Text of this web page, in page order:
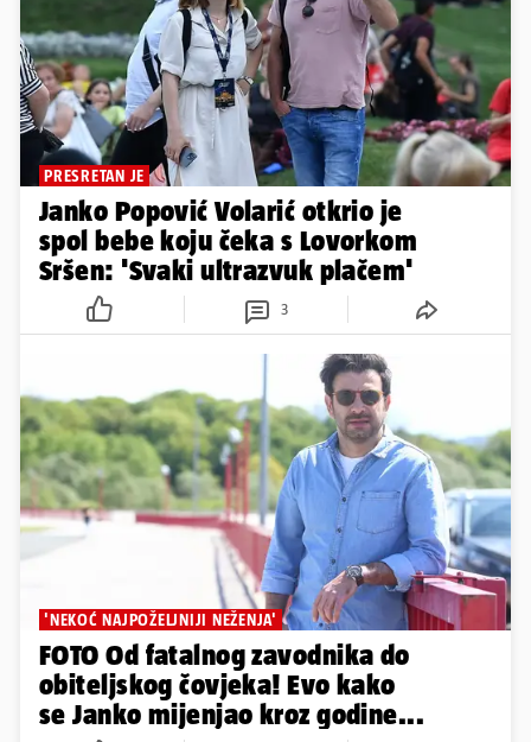
PRESRETAN JE
Janko Popović Volarić otkrio je
spol bebe koju čeka s Lovorkom
Sršen: 'Svaki ultrazvuk plačem'
3
'NEKOĆ NAJPOŽELJNIJI NEŽENJA'
FOTO Od fatalnog zavodnika do
obiteljskog čovjeka! Evo kako
se Janko mijenjao kroz godine...